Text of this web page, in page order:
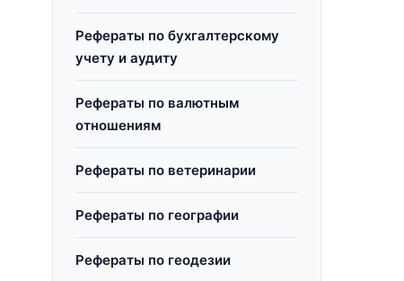
Рефераты по бухгалтерскому
учету и аудиту
Рефераты по валютным
отношениям
Рефераты по ветеринарии
Рефераты по географии
Рефераты по геодезии